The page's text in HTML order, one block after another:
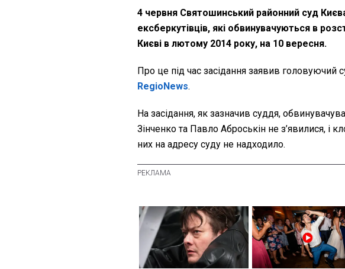
4 червня Святошинський районний суд
ексберкутівців, які обвинувачуються в
Києві в лютому 2014 року, на 10 вересня.
Про це під час засідання заявив головуючий
RegioNews.
На засідання, як зазначив суддя,
Зінченко та Павло Аброськін не з’явилися, і
них на адресу суду не надходило.